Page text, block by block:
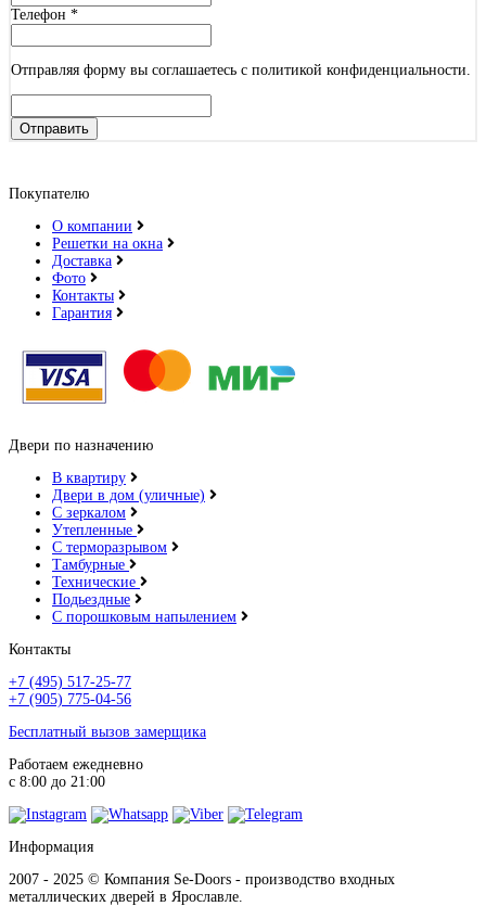
Телефон *
Отправляя форму вы соглашаетесь с политикой конфиденциальности.
Отправить
Покупателю
О компании
Решетки на окна
Доставка
Фото
Контакты
Гарантия
Двери по назначению
В квартиру
Двери в дом (уличные)
С зеркалом
Утепленные
С терморазрывом
Тамбурные
Технические
Подьездные
С порошковым напылением
Контакты
+7 (495) 517-25-77
+7 (905) 775-04-56
Бесплатный вызов замерщика
Работаем ежедневно
с 8:00 до 21:00
Информация
2007 - 2025 © Компания Se-Doors - производство входных
металлических дверей в Ярославле.